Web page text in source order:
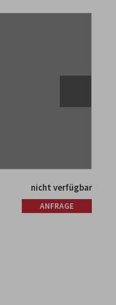
nicht verfügbar
ANFRAGE